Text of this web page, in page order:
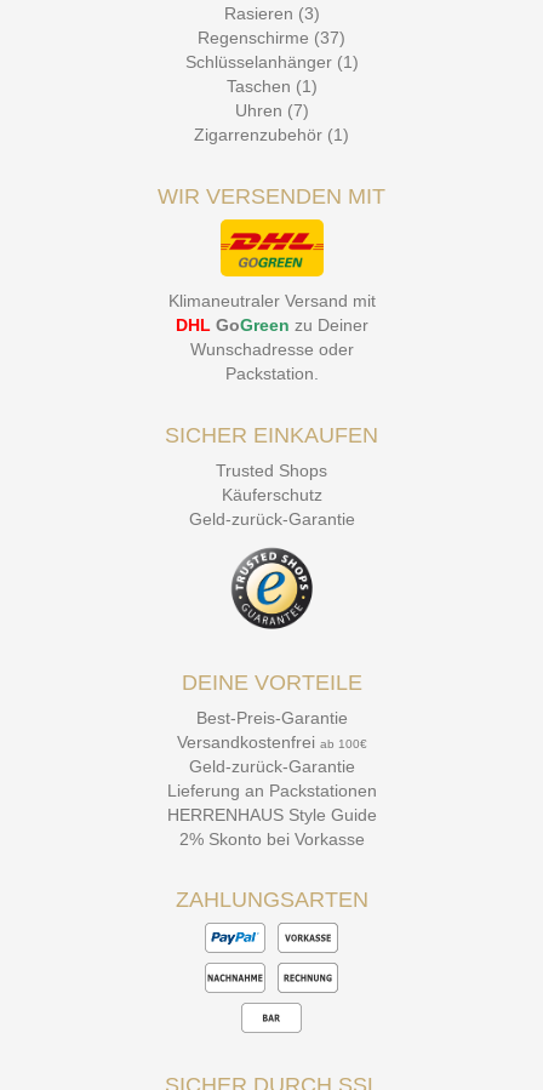
Rasieren (3)
Regenschirme (37)
Schlüsselanhänger (1)
Taschen (1)
Uhren (7)
Zigarrenzubehör (1)
WIR VERSENDEN MIT
Klimaneutraler Versand mit
DHL GoGreen zu Deiner
Wunschadresse oder
Packstation
SICHER EINKAUFEN
Trusted Shops
Käuferschutz
Geld-zurück-Garantie
DEINE VORTEILE
Best-Preis-Garantie
Versandkostenfrei ab 100€
Geld-zurück-Garantie
Lieferung an Packstationen
HERRENHAUS Style Guide
2% Skonto bei Vorkasse
ZAHLUNGSARTEN
SICHER DURCH SSL